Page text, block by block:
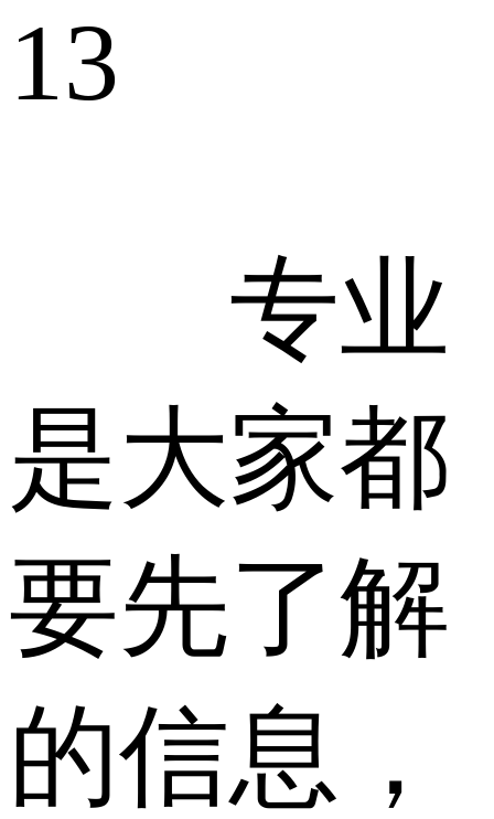
13
专业
是大家都
要先了解
的信息，